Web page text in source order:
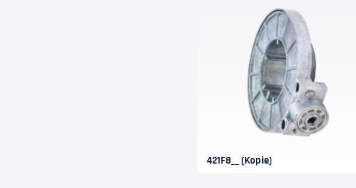
421F8__ (Kopie)